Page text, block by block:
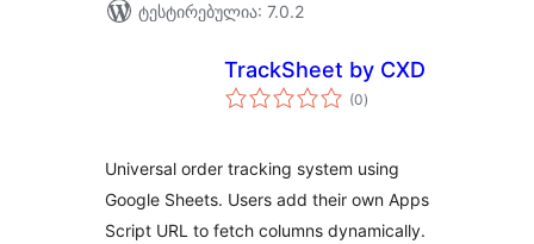
ტესტირებულია: 7.0.2
TrackSheet by CXD
(0საერთო
რეიტინგი
)
Universal order tracking system using
Google Sheets. Users add their own Apps
Script URL to fetch columns dynamically.